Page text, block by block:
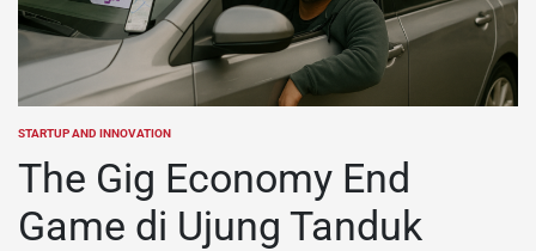
POSTED
STARTUP AND INNOVATION
The Gig Economy End
Game di Ujung Tanduk